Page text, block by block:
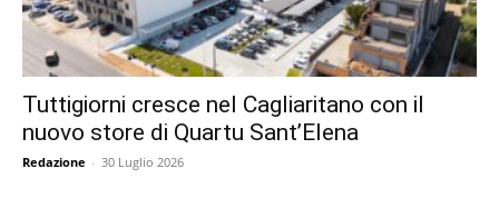
Tuttigiorni cresce nel Cagliaritano con il
nuovo store di Quartu Sant’Elena
Redazione - 30 Luglio 2026